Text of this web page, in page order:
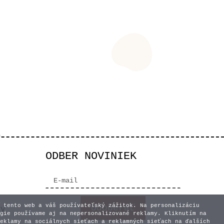
ODBER NOVINIEK
tento web a váš používateľský zážitok. Na personalizáciu
používame aj na nepersonalizované reklamy. Kliknutím na
na sociálnych sieťach a reklamných sieťach na ďalších